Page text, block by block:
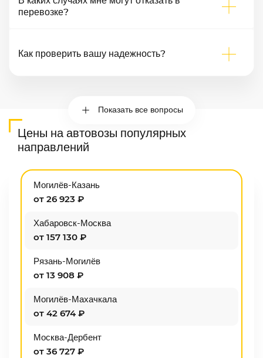
перевозке?
Как проверить вашу надежность?
Показать все вопросы
Цены на автовозы популярных
направлений
Могилёв-Казань
от 26 923 ₽
Хабаровск-Москва
от 157 130 ₽
Рязань-Могилёв
от 13 908 ₽
Могилёв-Махачкала
от 42 674 ₽
Москва-Дербент
от 36 727 ₽